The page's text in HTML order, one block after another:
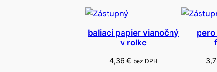
baliaci papier vianočný
v rolke
4,36 € bez DPH
pero